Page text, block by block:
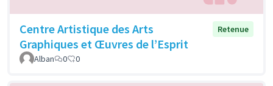
Centre Artistique des Arts
Graphiques et Œuvres de l’Esprit
Retenue
Alban 0 0